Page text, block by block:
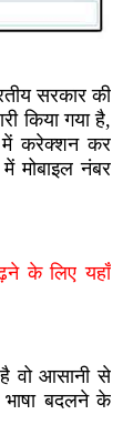
सरकार की
किया गया है,
में करेक्शन कर
मोबाइल नंबर
के लिए यहाँ
वो आसानी से
बदलने के